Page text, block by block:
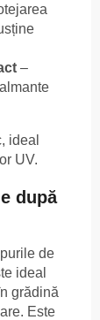
–
ideal
UV.
după
de
ideal
grădină
Este